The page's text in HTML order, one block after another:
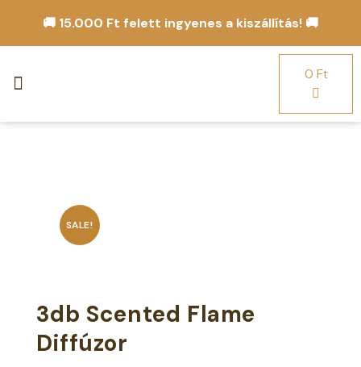
🚚 15.000 Ft felett ingyenes a kiszállítás! 🚚
0 Ft
SALE!
3db Scented Flame
Diffúzor